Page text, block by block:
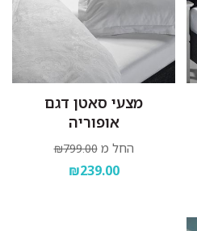
מצעי סאטן דגם
אופוריה
החל מ ₪799.00
₪239.00